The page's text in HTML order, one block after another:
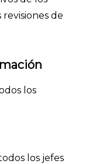
de
los
los jefes